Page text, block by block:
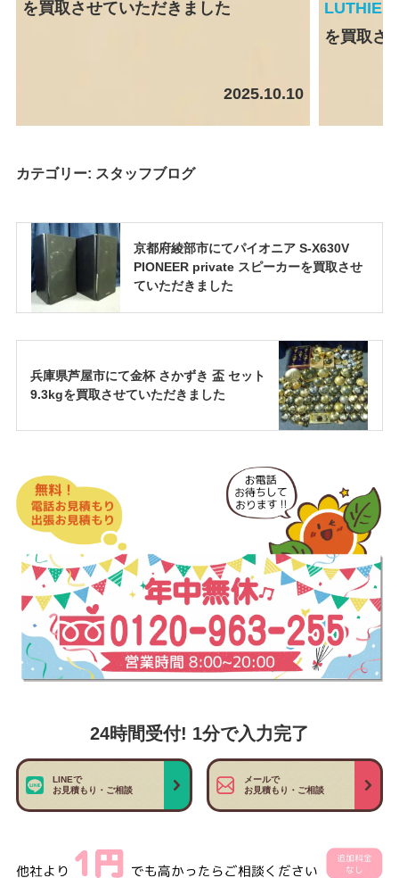
を買取させていただきました
2025.10.10
LUTHIER
を買取さ
カテゴリー: スタッフブログ
京都府綾部市にてパイオニア S-X630V
PIONEER private スピーカーを買取させ
ていただきました
兵庫県芦屋市にて金杯 さかずき 盃 セット
9.3kgを買取させていただきました
24時間受付! 1分で入力完了
LINEで
お見積もり・ご相談
メールで
お見積もり・ご相談